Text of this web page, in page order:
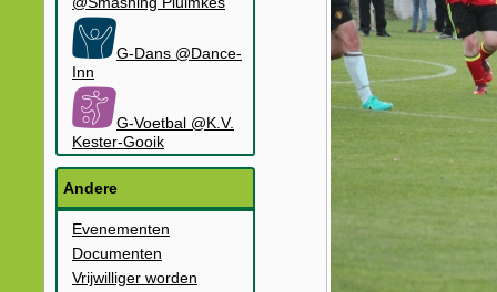
G-Dans @Dance-
Inn
G-Voetbal @K.V.
Kester-Gooik
Andere
Evenementen
Documenten
Vrijwilliger worden